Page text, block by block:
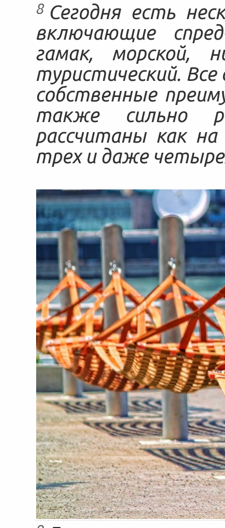
8 Сегодня есть
включающие
гамак, морской,
туристический.
собственные
также сильно
рассчитаны как
трех и даже